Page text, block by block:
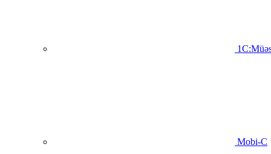
Mobi-C